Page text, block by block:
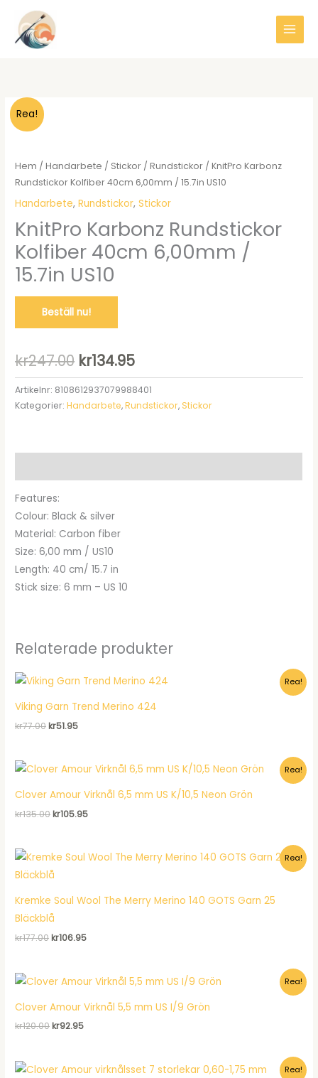
Hoppa
innehåll
Rea!
Hem /Handarbete / Stickor /Rundstickor / KnitPro Karbonz
Rundstickor Kolfiber 40cm 6,00mm / 15.7in US10
Handarbete,Rundstickor,Stickor
KnitPro Karbonz Rundstickor
Kolfiber 40cm 6,00mm /
15.7in US10
Beställ nu!
kr247.00 Det
ursprungliga
priset
kr134.95Det
nuvarande
priset
Artikelnr: 8108612937079988401
Kategorier:Handarbete,Rundstickor, Stickor
Features:
Colour: Black & silver
Material: Carbon fiber
Size: 6,00 mm / US10
Length: 40 cm/ 15.7 in
Stick size: 6 mm – US 10
Relaterade produkter
Rea!
Viking Garn Trend Merino 424
kr77.00Det
kr77.00.
kr51.95Det
kr51.95.
Rea!
Clover Amour Virknål 6,5 mm US K/10,5 Neon Grön
kr135.00Det
kr135.00.
kr105.95Det
kr105.95.
Rea!
Kremke Soul Wool The Merry Merino 140 GOTS Garn 25
Bläckblå
kr177.00Det
kr177.00.
kr106.95Det
kr106.95.
Rea!
Clover Amour Virknål 5,5 mm US I/9 Grön
kr120.00Det
kr120.00.
kr92.95Det
kr92.95.
Rea!